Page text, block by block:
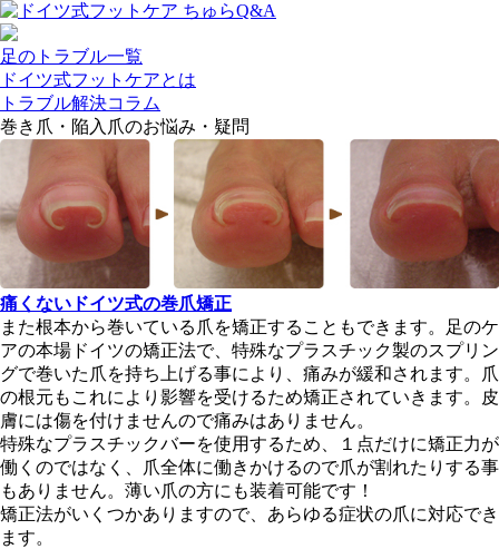
足のトラブル一覧
ドイツ式フットケアとは
トラブル解決コラム
巻き爪・陥入爪のお悩み・疑問
痛くないドイツ式の巻爪矯正
また根本から巻いている爪を矯正することもできます。足のケ
アの本場ドイツの矯正法で、特殊なプラスチック製のスプリン
グで巻いた爪を持ち上げる事により、痛みが緩和されます。爪
の根元もこれにより影響を受けるため矯正されていきます。皮
膚には傷を付けませんので痛みはありません。
特殊なプラスチックバーを使用するため、１点だけに矯正力が
働くのではなく、爪全体に働きかけるので爪が割れたりする事
もありません。薄い爪の方にも装着可能です！
矯正法がいくつかありますので、あらゆる症状の爪に対応でき
ます。